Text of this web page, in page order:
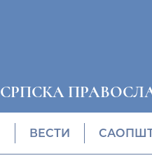
СРПСКА
ВЕСТИ